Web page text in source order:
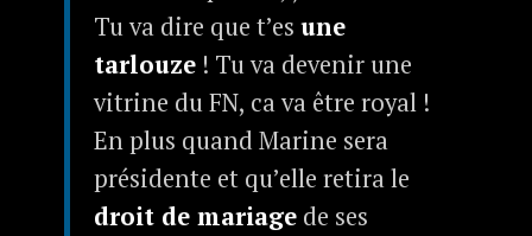
Tu va dire que t’es une
tarlouze! Tu va devenir une
vitrine du FN, ca va être royal !
En plus quand Marine sera
présidente et qu’elle retira le
droit de mariagede ses